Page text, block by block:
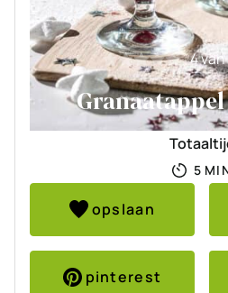
4van
5
opslaan
pinterest